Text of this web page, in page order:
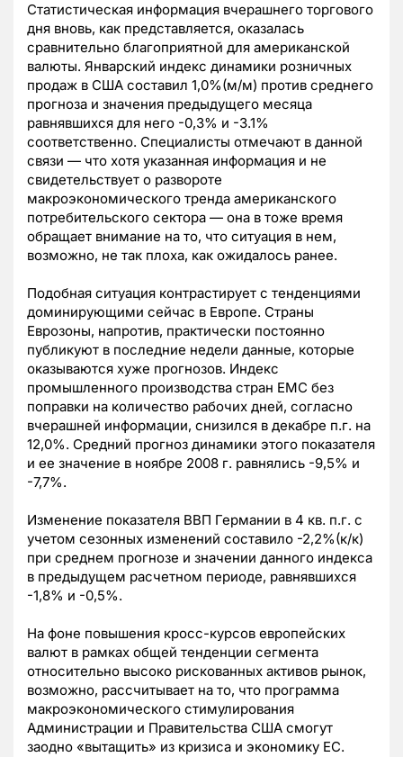
Статистическая информация вчерашнего торгового
дня вновь, как представляется, оказалась
сравнительно благоприятной для американской
валюты. Январский индекс динамики розничных
продаж в США составил 1,0%(м/м) против среднего
прогноза и значения предыдущего месяца
равнявшихся для него -0,3% и -3.1%
соответственно. Специалисты отмечают в данной
связи — что хотя указанная информация и не
свидетельствует о развороте
макроэкономического тренда американского
потребительского сектора — она в тоже время
обращает внимание на то, что ситуация в нем,
возможно, не так плоха, как ожидалось ранее.
Подобная ситуация контрастирует с тенденциями
доминирующими сейчас в Европе. Страны
Еврозоны, напротив, практически постоянно
публикуют в последние недели данные, которые
оказываются хуже прогнозов. Индекс
промышленного производства стран ЕМС без
поправки на количество рабочих дней, согласно
вчерашней информации, снизился в декабре п.г. на
12,0%. Средний прогноз динамики этого показателя
и ее значение в ноябре 2008 г. равнялись -9,5% и
-7,7%.
Изменение показателя ВВП Германии в 4 кв. п.г. с
учетом сезонных изменений составило -2,2%(к/к)
при среднем прогнозе и значении данного индекса
в предыдущем расчетном периоде, равнявшихся
-1,8% и -0,5%.
На фоне повышения кросс-курсов европейских
валют в рамках общей тенденции сегмента
относительно высоко рискованных активов рынок,
возможно, рассчитывает на то, что программа
макроэкономического стимулирования
Администрации и Правительства США смогут
заодно «вытащить» из кризиса и экономику ЕС.